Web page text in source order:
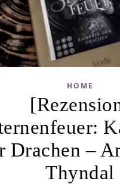
HOME
Drachen –
Thyndal